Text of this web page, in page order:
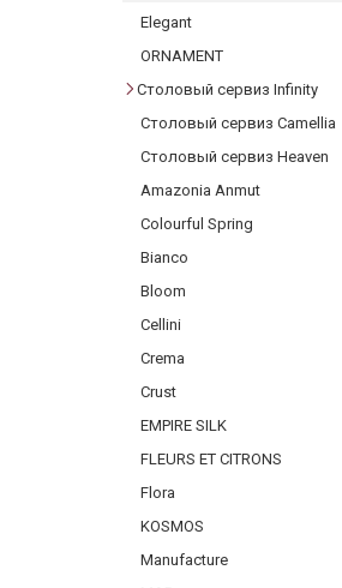
хрусталь
Сервировка
Столовые
приборы
Текстиль
Elegant
ORNAMENT
Столовый сервиз Infinity
Столовый сервиз Camellia
Столовый сервиз Heaven
Amazonia Anmut
Colourful Spring
Bianco
Bloom
Cellini
Crema
Crust
EMPIRE SILK
FLEURS ET CITRONS
Flora
KOSMOS
Manufacture